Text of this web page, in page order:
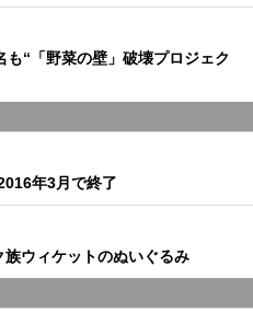
“「野菜の壁」破壊プロジェク
年3月で終了
ウィケットのぬいぐるみ